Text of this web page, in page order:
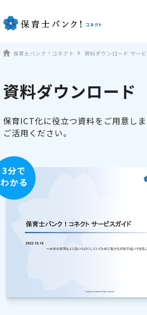
保育士バンク！コネクト 資料ダウンロード サー
資料ダウンロード
保育ICT化に役立つ資料をご用意し
ご活用ください。
3分で
わかる